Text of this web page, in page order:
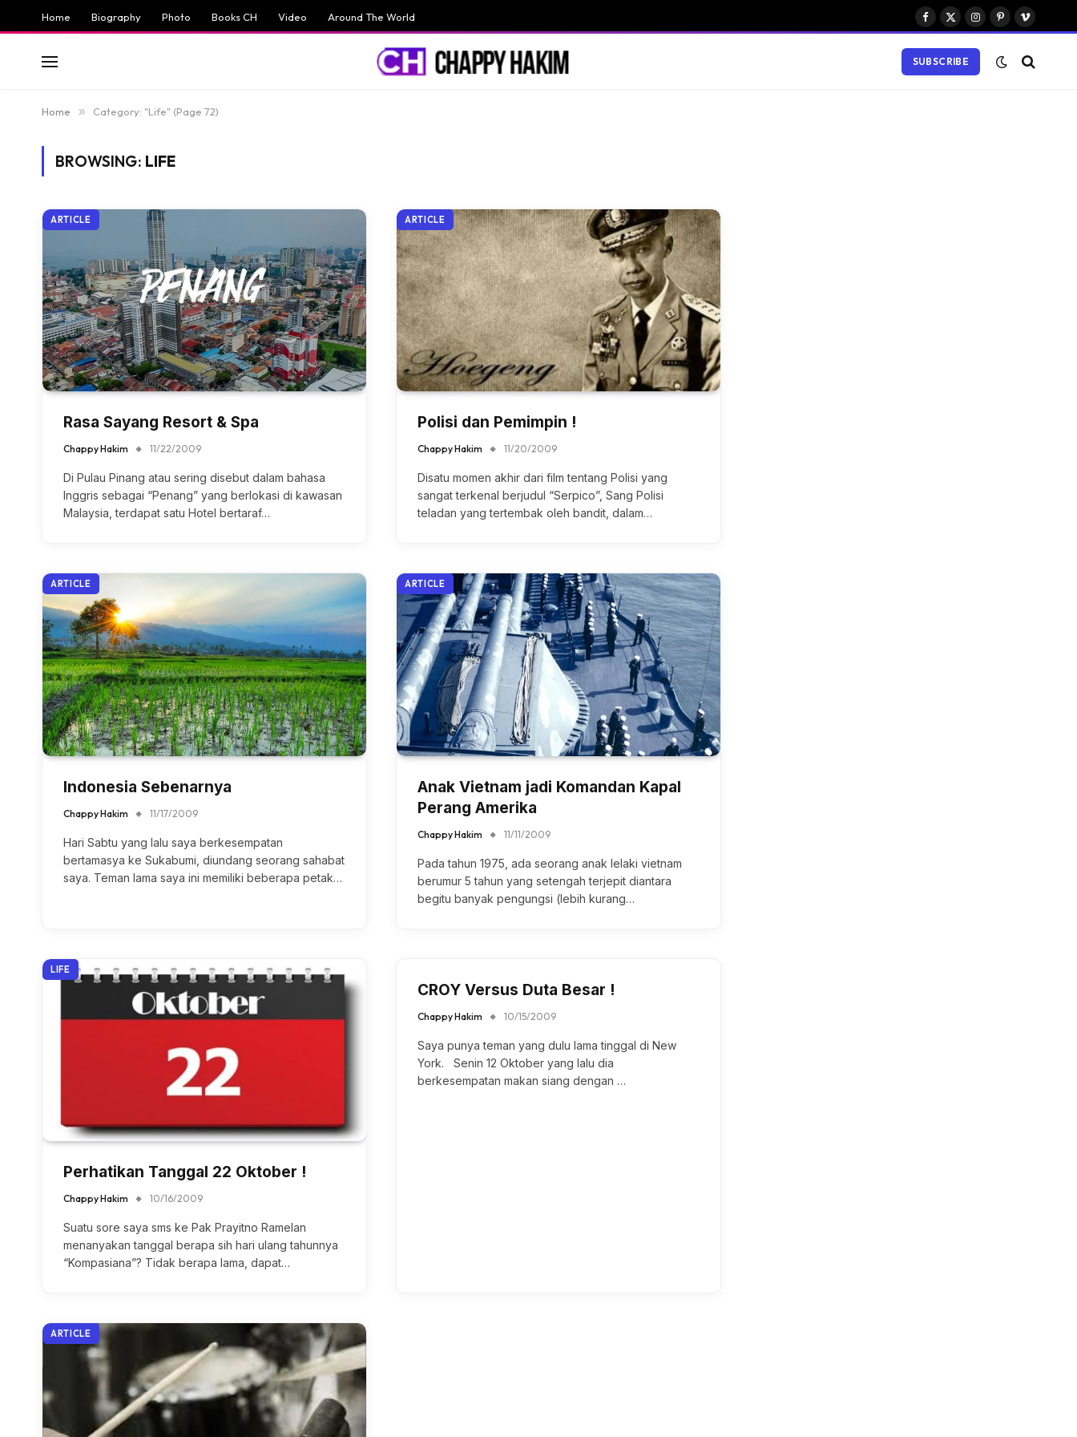
Home Biography Photo Books CH Video Around The World
Facebook
X
Instagram
PinterestVimeo
SUBSCRIBE
Home » Category: "Life" (Page 72)
BROWSING: LIFE
ARTICLE
Rasa Sayang Resort & Spa
Chappy Hakim 11/22/2009
Di Pulau Pinang atau sering disebut dalam bahasa
Inggris sebagai “Penang” yang berlokasi di kawasan
Malaysia, terdapat satu Hotel bertaraf…
ARTICLE
Polisi dan Pemimpin !
Chappy Hakim 11/20/2009
Disatu momen akhir dari film tentang Polisi yang
sangat terkenal berjudul “Serpico”, Sang Polisi
teladan yang tertembak oleh bandit, dalam…
ARTICLE
Indonesia Sebenarnya
Chappy Hakim 11/17/2009
Hari Sabtu yang lalu saya berkesempatan
bertamasya ke Sukabumi, diundang seorang sahabat
saya. Teman lama saya ini memiliki beberapa petak…
ARTICLE
Anak Vietnam jadi Komandan Kapal
Perang Amerika
Chappy Hakim 11/11/2009
Pada tahun 1975, ada seorang anak lelaki vietnam
berumur 5 tahun yang setengah terjepit diantara
begitu banyak pengungsi (lebih kurang…
LIFE
Perhatikan Tanggal 22 Oktober !
Chappy Hakim 10/16/2009
Suatu sore saya sms ke Pak Prayitno Ramelan
menanyakan tanggal berapa sih hari ulang tahunnya
“Kompasiana”? Tidak berapa lama, dapat…
CROY Versus Duta Besar !
Chappy Hakim 10/15/2009
Saya punya teman yang dulu lama tinggal di New
York. Senin 12 Oktober yang lalu dia
berkesempatan makan siang dengan …
ARTICLE